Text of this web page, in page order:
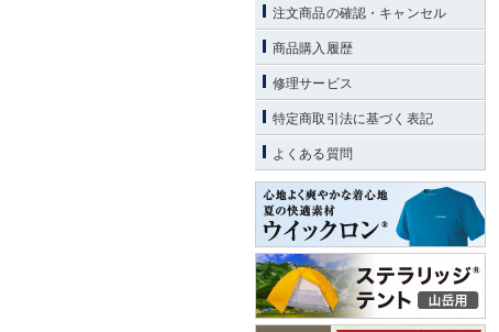
注文商品の確認・キャンセル
商品購入履歴
修理サービス
特定商取引法に基づく表記
よくある質問